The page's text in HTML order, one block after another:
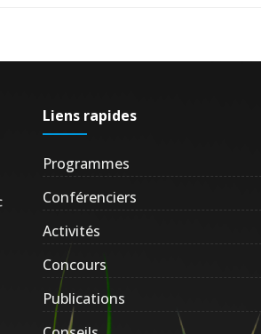
Liens rapides
Programmes
Conférenciers
Activités
Concours
Publications